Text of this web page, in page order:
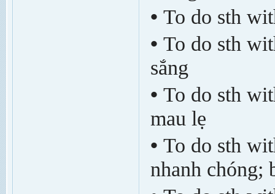
• To do sth
• To do sth
sắng
• To do sth
mau lẹ
• To do sth
nhanh chóng;